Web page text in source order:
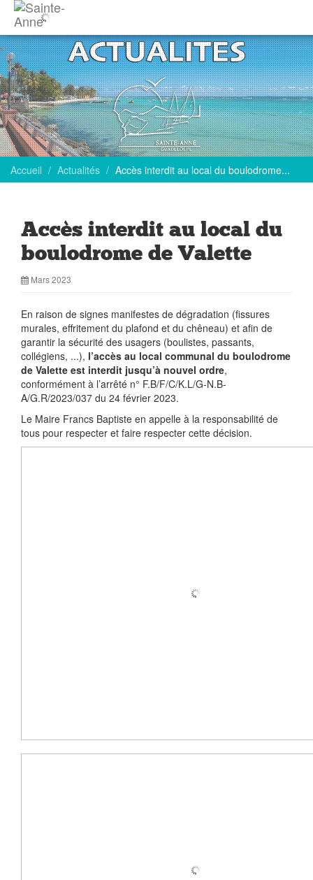
Accueil Actualités Accès interdit au local du boulodrome...
Accès interdit au local du
boulodrome de Valette
Mars 2023
En raison de signes manifestes de dégradation (fissures
murales, effritement du plafond et du chêneau) et afin de
garantir la sécurité des usagers (boulistes, passants,
collégiens, ...), l’accès au local communal du boulodrome
de Valette est interdit jusqu’à nouvel ordre,
conformément à l’arrêté n° F.B/F/C/K.L/G-N.B-
A/G.R/2023/037 du 24 février 2023.
Le Maire Francs Baptiste en appelle à la responsabilité de
tous pour respecter et faire respecter cette décision.